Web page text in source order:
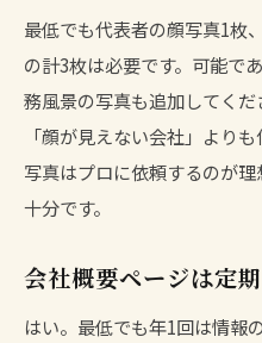
最低でも代表者の顔写真1枚
の計3枚は必要です。可能で
務風景の写真も追加してく
「顔が見えない会社」より
写真はプロに依頼するのが
十分です。
会社概要ページは定
はい。最低でも年1回は情報